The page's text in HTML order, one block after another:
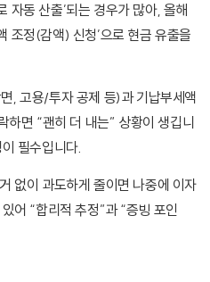
자동 산출’되는 경우가 많아, 올해
조정(감액) 신청’으로 현금 유출을
, 고용/투자 공제 등)과 기납부세액
면 “괜히 더 내는” 상황이 생깁니
필수입니다.
없이 과도하게 줄이면 나중에 이자
어 “합리적 추정”과 “증빙 포인